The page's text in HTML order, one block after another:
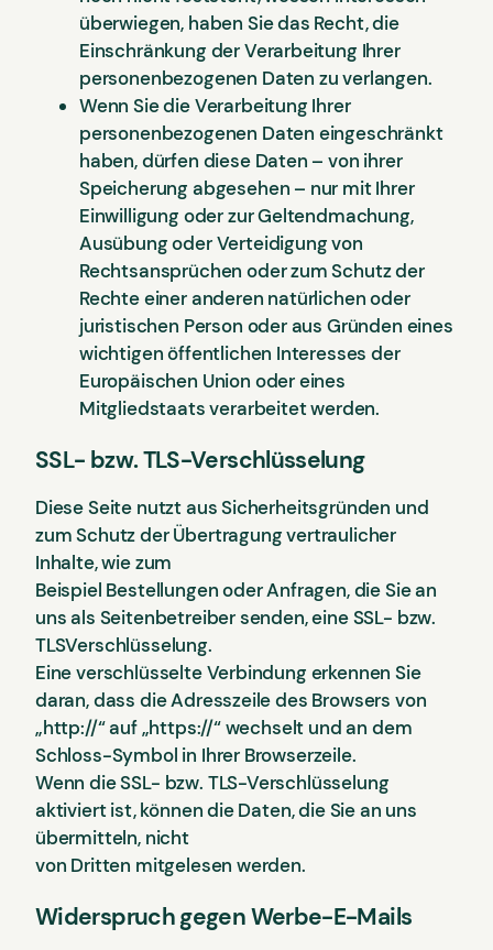
überwiegen, haben Sie das Recht, die
Einschränkung der Verarbeitung Ihrer
personenbezogenen Daten zu verlangen.
Wenn Sie die Verarbeitung Ihrer
personenbezogenen Daten eingeschränkt
haben, dürfen diese Daten – von ihrer
Speicherung abgesehen – nur mit Ihrer
Einwilligung oder zur Geltendmachung,
Ausübung oder Verteidigung von
Rechtsansprüchen oder zum Schutz der
Rechte einer anderen natürlichen oder
juristischen Person oder aus Gründen eines
wichtigen öffentlichen Interesses der
Europäischen Union oder eines
Mitgliedstaats verarbeitet werden.
SSL- bzw. TLS-Verschlüsselung
Diese Seite nutzt aus Sicherheitsgründen und
zum Schutz der Übertragung vertraulicher
Inhalte, wie zum
Beispiel Bestellungen oder Anfragen, die Sie an
uns als Seitenbetreiber senden, eine SSL- bzw.
TLSVerschlüsselung.
Eine verschlüsselte Verbindung erkennen Sie
daran, dass die Adresszeile des Browsers von
„http://“ auf „https://“ wechselt und an dem
Schloss-Symbol in Ihrer Browserzeile.
Wenn die SSL- bzw. TLS-Verschlüsselung
aktiviert ist, können die Daten, die Sie an uns
übermitteln, nicht
von Dritten mitgelesen werden.
Widerspruch gegen Werbe-E-Mails